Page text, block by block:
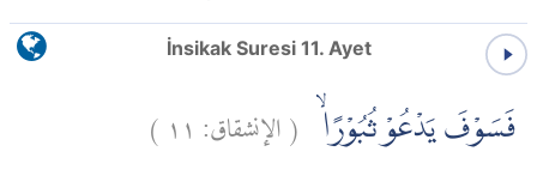
İnsikak Suresi 11. Ayet
فَسَوْفَ يَدْعُوْ ثُبُوْرًاۙ (الإنشقاق: ١١ )